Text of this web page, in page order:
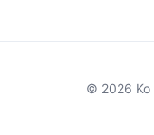
© 2026 Ko